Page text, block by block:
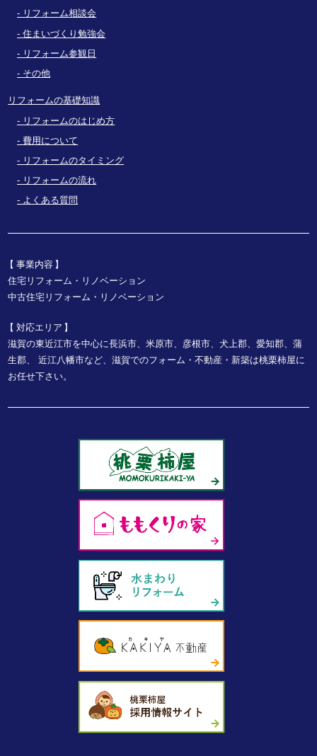
リフォーム相談会
住まいづくり勉強会
リフォーム参観日
その他
リフォームの基礎知識
リフォームのはじめ方
費用について
リフォームのタイミング
リフォームの流れ
よくある質問
事業内容
住宅リフォーム・リノベーション
中古住宅リフォーム・リノベーション
対応エリア
滋賀の東近江市を中心に長浜市、米原市、彦根市、犬上郡、愛知郡、蒲
生郡、
近江八幡市など、滋賀でのフォーム・不動産・新築は桃栗柿屋に
お任せ下さい。